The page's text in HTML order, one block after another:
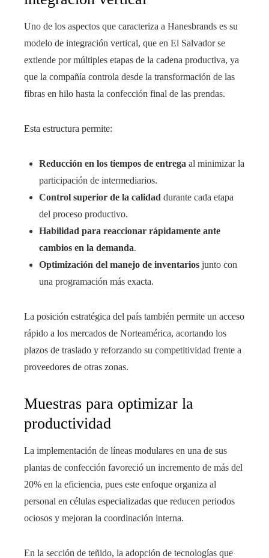
Uno de los aspectos que caracteriza a Hanesbrands es su
modelo de integración vertical, que en El Salvador se
extiende por múltiples etapas de la cadena productiva, ya
que la compañía controla desde la transformación de las
fibras en hilo hasta la confección final de las prendas.
Esta estructura permite:
Reducción en los tiempos de entrega al minimizar la
participación de intermediarios.
Control superior de la calidad durante cada etapa
del proceso productivo.
Habilidad para reaccionar rápidamente ante
cambios en la demanda.
Optimización del manejo de inventarios junto con
una programación más exacta.
La posición estratégica del país también permite un acceso
rápido a los mercados de Norteamérica, acortando los
plazos de traslado y reforzando su competitividad frente a
proveedores de otras zonas.
Muestras para optimizar la
productividad
La implementación de líneas modulares en una de sus
plantas de confección favoreció un incremento de más del
20% en la eficiencia, pues este enfoque organiza al
personal en células especializadas que reducen periodos
ociosos y mejoran la coordinación interna.
En la sección de teñido, la adopción de tecnologías que